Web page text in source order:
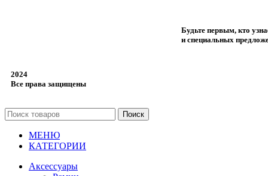
2024
Все права защищены
Будьте первым, кто
и специальных
Поиск
МЕНЮ
КАТЕГОРИИ
Аксессуары